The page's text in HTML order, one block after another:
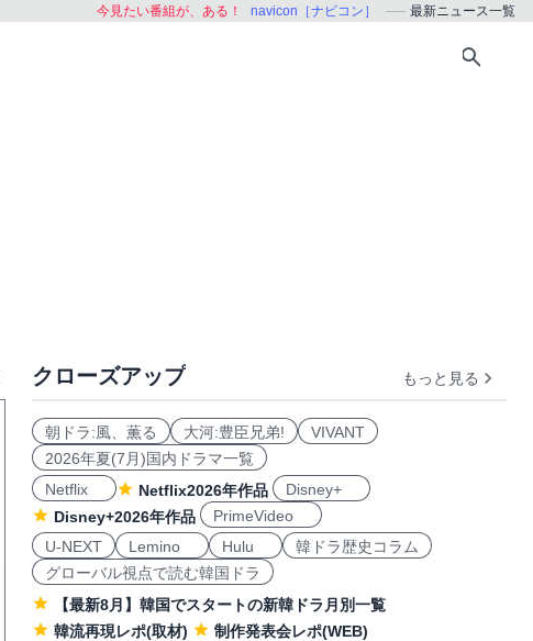
今見たい番組が、ある！ navicon［ナビコン］ 最新ニュース一覧
クローズアップ もっと見る
朝ドラ:風、薫る 大河:豊臣兄弟!
VIVANT
2026年夏(7月)国内ドラマ一覧
Netflix
Netflix2026年作品
Disney+
Disney+2026年作品
PrimeVideo
U-NEXT
Lemino Hulu
韓ドラ歴史コラム
グローバル視点で読む韓国ドラ
【最新8月】韓国でスタートの新韓ドラ月別一覧
韓流再現レポ(取材)
制作発表会レポ(WEB)